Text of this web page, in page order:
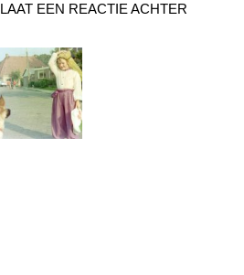
LAAT EEN REACTIE ACHTER